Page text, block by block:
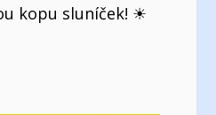
kopu sluníček! ☀